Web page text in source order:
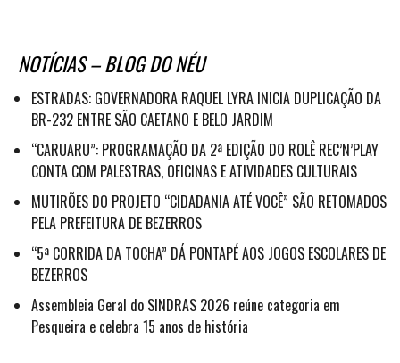
NOTÍCIAS – BLOG DO NÉU
ESTRADAS: GOVERNADORA RAQUEL LYRA INICIA DUPLICAÇÃO DA
BR-232 ENTRE SÃO CAETANO E BELO JARDIM
“CARUARU”: PROGRAMAÇÃO DA 2ª EDIÇÃO DO ROLÊ REC’N’PLAY
CONTA COM PALESTRAS, OFICINAS E ATIVIDADES CULTURAIS
MUTIRÕES DO PROJETO “CIDADANIA ATÉ VOCÊ” SÃO RETOMADOS
PELA PREFEITURA DE BEZERROS
“5ª CORRIDA DA TOCHA” DÁ PONTAPÉ AOS JOGOS ESCOLARES DE
BEZERROS
Assembleia Geral do SINDRAS 2026 reúne categoria em
Pesqueira e celebra 15 anos de história